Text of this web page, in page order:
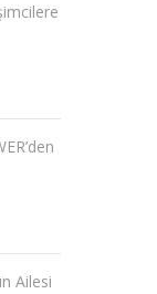
Ailesi